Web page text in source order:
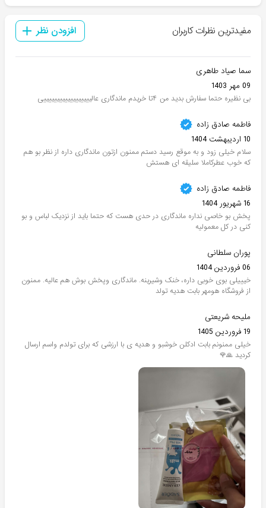
مفیدترین نظرات کاربران افزودن نظر
سما صیاد طاهری
09 مهر 1403
بی نظیره حتما سفارش بدید من ۴تا خریدم ماندگاری عالییییییییییییییییییی
فاطمه صادق زاده
10 اردیبهشت 1404
سلام خیلی زود و به موقع رسید دستم ممنون ازتون ماندگاری داره از نظر بو هم
که خوب عطرکاملا سلیقه ای هستش
فاطمه صادق زاده
16 شهریور 1404
پخش بو خاصی نداره ماندگاری در حدی هست که حتما باید از نزدیک لباس و بو
کنی در کل معمولیه
پوران سلطانی
06 فروردین 1404
خیییلی بوی خوبی داره، خنک وشیرینه. ماندگاری وپخش بوش هم عالیه. ممنون
از فروشگاه هومهر بابت هدیه تولد
ملیحه شریعتی
19 فروردین 1405
خیلی ممنونم بابت ادکلن خوشبو و هدیه ی با ارزشی که برای تولدم واسم ارسال
کردید 🙏🌹